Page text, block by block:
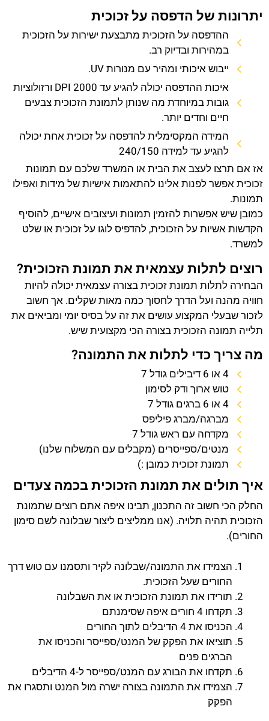
יתרונות של הדפסה על זכוכית
ההדפסה על הזכוכית מתבצעת ישירות על הזכוכית
במהירות ובדיוק רב.
ייבוש איכותי ומהיר עם מנורות UV.
איכות ההדפסה יכולה להגיע עד 2000 DPI ורזולוציות
גובות במיוחדת מה שנותן לתמונת הזכוכית צבעים
חיים וחדים יותר.
המידה המקסימלית להדפסה על זכוכית אחת יכולה
להגיע עד למידה 240/150
אז אם תרצו לעצב את הבית או המשרד שלכם עם תמונות
זכוכית אפשר לפנות אלינו להתאמות אישיות של מידות ואפילו
תמונות.
כמובן שיש אפשרות להזמין תמונות ועיצובים אישיים, להוסיף
הקדשות אשיות על הזכוכית, להדפיס לוגו על זכוכית או שלט
למשרד.
רוצים לתלות עצמאית את תמונת הזכוכית?
הבחירה לתלות תמונת זכוכית בצורה עצמאית יכולה להיות
חוויה מהנה ועל הדרך לחסוך כמה מאות שקלים. אך חשוב
לזכור שבעלי המקצוע עושים את זה על בסיס יומי ומביאים את
תלייה תמונה הזכוכית בצורה הכי מקצועית שיש.
מה צריך כדי לתלות את התמונה?
4 או 6 דיבילים גודל 7
טוש ארוך ודק לסימון
4 או 6 ברגים גודל 7
מברגה/מברג פיליפס
מקדחה עם ראש גודל 7
מנטים/ספייסרים (מקבלים עם המשלוח שלנו)
תמונת זכוכית כמובן :)
איך תולים את תמונת הזכוכית בכמה צעדים
החלק הכי חשוב זה התכנון, תבינו איפה אתם רוצים שתמונת
הזכוכית תהיה תלויה. (אנו ממליצים ליצור שבלונה לשם סימון
החורים).
הצמידו את התמונה/שבלונה לקיר ותסמנו עם טוש דרך
החורים שעל הזכוכית.
תורידו את תמונת הזכוכית או את השבלונה
תקדחו 4 חורים איפה שסימנתם
הכניסו את 4 הדיבלים לתוך החורים
תוציאו את הפקק של המנט/ספייסר והכניסו את
הברגים פנים
תקדחו את הבורג עם המנט/ספייסר ל-4 הדיבלים
הצמידו את התמונה בצורה ישרה מול המנט ותסגרו את
הפקק